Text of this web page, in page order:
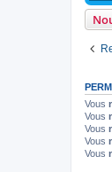
Vous
Vous
Vous
Vous
Vous